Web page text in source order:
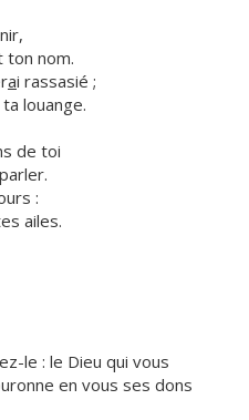
ton nom.
ai rassasié ;
ta louange.
de toi
:
ailes.
le : le Dieu qui vous
en vous ses dons